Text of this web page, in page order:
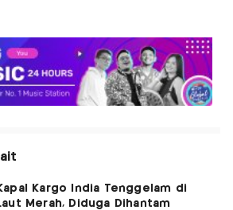
Kargo India Tenggelam di
Merah, Diduga Dihantam